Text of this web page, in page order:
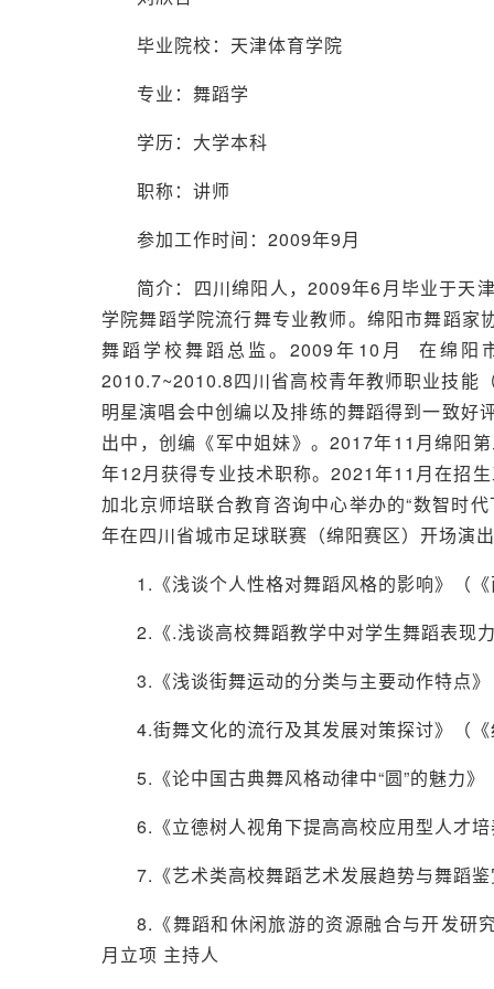
毕业院校：天津体育学院
专业：舞蹈学
学历：大学本科
职称：讲师
参加工作时间：2009年9月
简介：四川绵阳人，2009年6月毕业于天
学院舞蹈学院流行舞专业教师。绵阳市舞蹈
舞蹈学校舞蹈总监。2009年10月 在绵阳
2010.7~2010.8四川省高校青年教师职业技能
明星演唱会中创编以及排练的舞蹈得到一致
出中，创编《军中姐妹》。2017年11月绵阳
年12月获得专业技术职称。2021年11月在招
加北京师培联合教育咨询中心举办的“数智时
年在四川省城市足球联赛（绵阳赛区）开场演
1.《浅谈个人性格对舞蹈风格的影响》（
2.《.浅谈高校舞蹈教学中对学生舞蹈表现
3.《浅谈街舞运动的分类与主要动作特点
4.街舞文化的流行及其发展对策探讨》（
5.《论中国古典舞风格动律中“圆”的魅力
6.《立德树人视角下提高高校应用型人才
7.《艺术类高校舞蹈艺术发展趋势与舞蹈
8.《舞蹈和休闲旅游的资源融合与开发研
月立项 主持人